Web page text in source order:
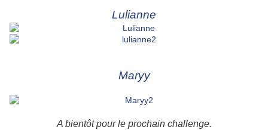
Lulianne
Maryy
A bientôt pour le prochain challenge.